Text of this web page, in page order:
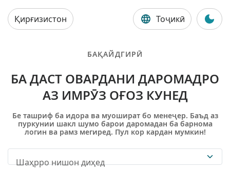
Қирғизистон Тоҷикӣ
БАҚАЙДГИРӢ
БА ДАСТ ОВАРДАНИ ДАРОМАДРО
АЗ ИМРӮЗ ОҒОЗ КУНЕД
Бе ташриф ба идора ва муошират бо менеҷер. Баъд аз
пуркунии шакл шумо барои даромадан ба барнома
логин ва рамз мегиред. Пул кор кардан мумкин!
Шаҳрро нишон диҳед